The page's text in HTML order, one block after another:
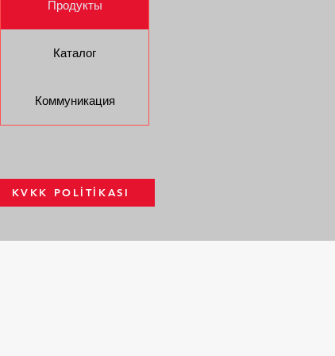
Продукты
Каталог
Коммуникация
KVKK POLİTİKASI